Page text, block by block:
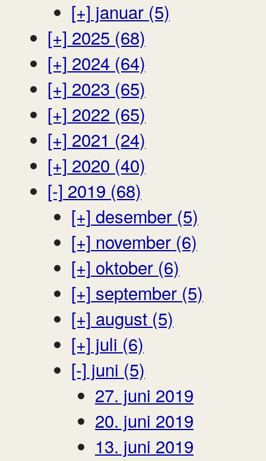
[+] januar (5)
[+] 2025 (68)
[+] 2024 (64)
[+] 2023 (65)
[+] 2022 (65)
[+] 2021 (24)
[+] 2020 (40)
[-] 2019 (68)
[+] desember (5)
[+] november (6)
[+] oktober (6)
[+] september (5)
[+] august (5)
[+] juli (6)
[-] juni (5)
27. juni 2019
20. juni 2019
13. juni 2019